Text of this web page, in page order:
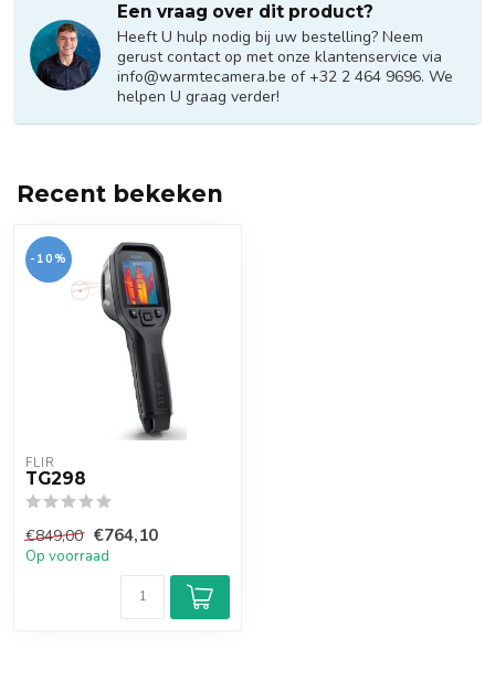
Een vraag over dit product?
Heeft U hulp nodig bij uw bestelling? Neem
gerust contact op met onze klantenservice via
info@warmtecamera.be of +32 2 464 9696. We
helpen U graag verder!
Recent bekeken
-10%
FLIR
TG298
€849,00 €764,10
Op voorraad